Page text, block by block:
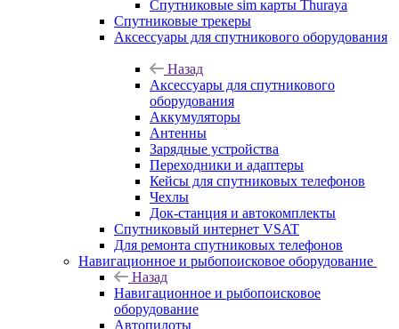
Спутниковые sim карты Thuraya
Спутниковые трекеры
Аксессуары для спутникового оборудования
Назад
Аксессуары для спутникового
оборудования
Аккумуляторы
Антенны
Зарядные устройства
Переходники и адаптеры
Кейсы для спутниковых телефонов
Чехлы
Док-станция и автокомплекты
Спутниковый интернет VSAT
Для ремонта спутниковых телефонов
Навигационное и рыбопоисковое оборудование
Назад
Навигационное и рыбопоисковое
оборудование
Автопилоты